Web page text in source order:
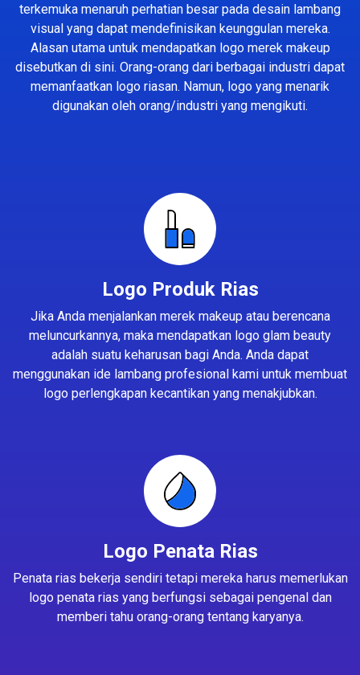
terkemuka menaruh perhatian besar pada desain lambang
visual yang dapat mendefinisikan keunggulan mereka.
Alasan utama untuk mendapatkan logo merek makeup
disebutkan di sini. Orang-orang dari berbagai industri dapat
memanfaatkan logo riasan. Namun, logo yang menarik
digunakan oleh orang/industri yang mengikuti.
Logo Produk Rias
Jika Anda menjalankan merek makeup atau berencana
meluncurkannya, maka mendapatkan logo glam beauty
adalah suatu keharusan bagi Anda. Anda dapat
menggunakan ide lambang profesional kami untuk membuat
logo perlengkapan kecantikan yang menakjubkan.
Logo Penata Rias
Penata rias bekerja sendiri tetapi mereka harus memerlukan
logo penata rias yang berfungsi sebagai pengenal dan
memberi tahu orang-orang tentang karyanya.